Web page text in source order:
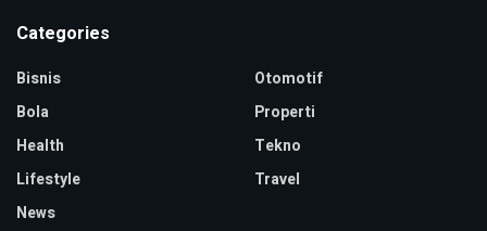
Categories
Bisnis
Bola
Health
Lifestyle
News
Otomotif
Properti
Tekno
Travel